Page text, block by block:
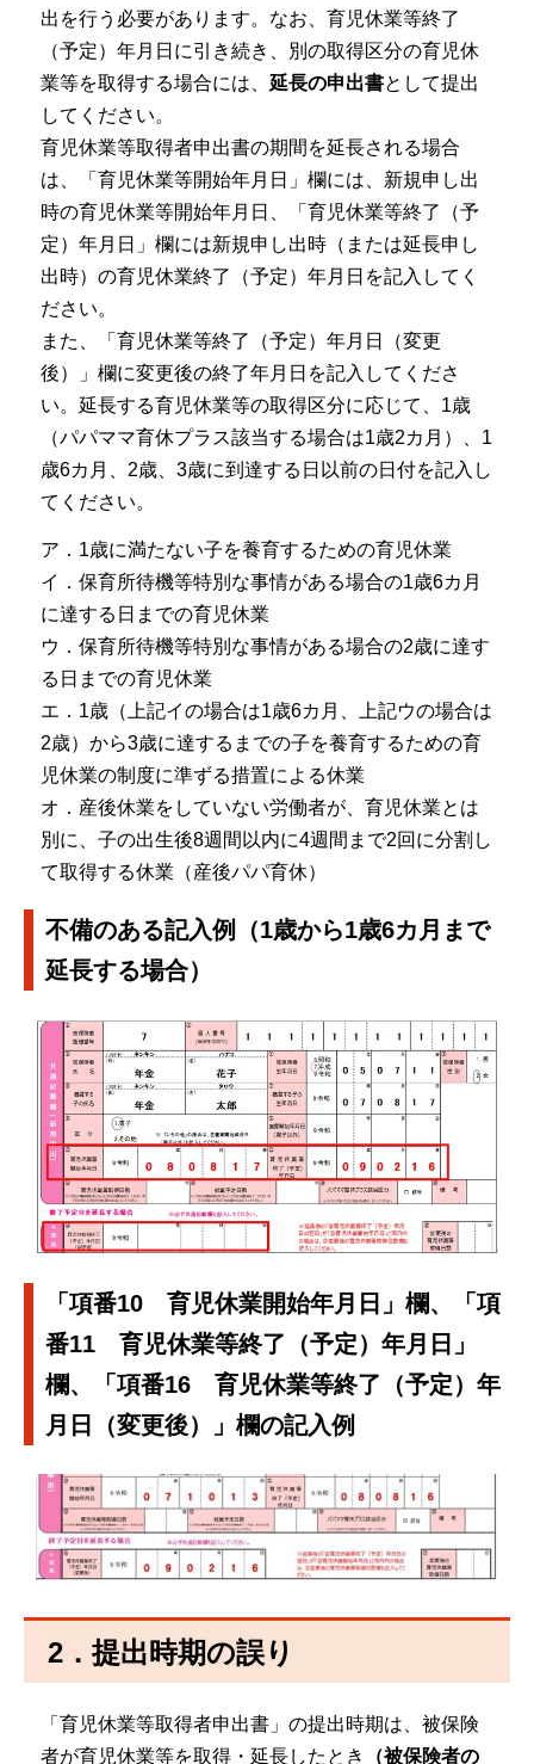
出を行う必要があります。なお、育児休業等終了
（予定）年月日に引き続き、別の取得区分の育児休
業等を取得する場合には、 延長の申出書として提出
してください。
育児休業等取得者申出書の期間を延長される場合
は、「育児休業等開始年月日」欄には、新規申し出
時の育児休業等開始年月日、「育児休業等終了（予
定）年月日」欄には新規申し出時（または延長申し
出時）の育児休業終了（予定）年月日を記入してく
ださい。
また、「育児休業等終了（予定）年月日（変更
後）」欄に変更後の終了年月日を記入してくださ
い。延長する育児休業等の取得区分に応じて、1歳
（パパママ育休プラス該当する場合は1歳2カ月）、1
歳6カ月、2歳、3歳に到達する日以前の日付を記入し
てください。
ア．1歳に満たない子を養育するための育児休業
イ．保育所待機等特別な事情がある場合の1歳6カ月
に達する日までの育児休業
ウ．保育所待機等特別な事情がある場合の2歳に達す
る日までの育児休業
エ．1歳（上記イの場合は1歳6カ月、上記ウの場合は
2歳）から3歳に達するまでの子を養育するための育
児休業の制度に準ずる措置による休業
オ．産後休業をしていない労働者が、育児休業とは
別に、子の出生後8週間以内に4週間まで2回に分割し
て取得する休業（産後パパ育休）
不備のある記入例（1歳から1歳6カ月まで
延長する場合）
「項番10 育児休業開始年月日」欄、「項
番11 育児休業等終了（予定）年月日」
欄、「項番16 育児休業等終了（予定）年
月日（変更後）」欄の記入例
2．提出時期の誤り
「育児休業等取得者申出書」の提出時期は、被保険
者が育児休業等を取得・延長したとき
（被保険者の